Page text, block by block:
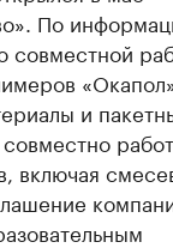
По
и
включая